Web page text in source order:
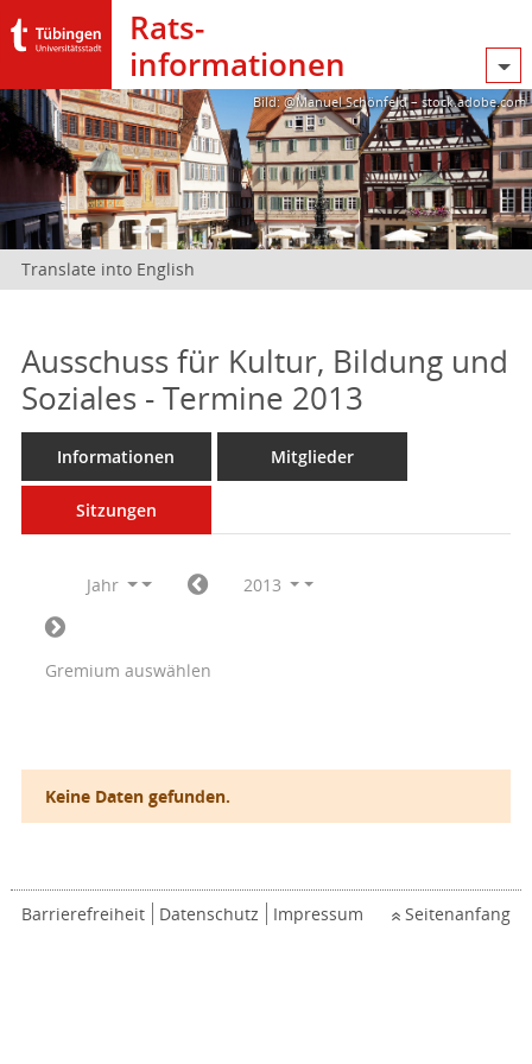
Rats­
informationen
Bild: @Manuel Schönfeld – stock.adobe.com
Translate into English
Ausschuss für Kultur, Bildung und
Soziales - Termine 2013
Informationen Mitglieder
Sitzungen
Jahr 2013
Gremium auswählen
Keine Daten gefunden.
Barrierefreiheit Datenschutz Impressum Seitenanfang